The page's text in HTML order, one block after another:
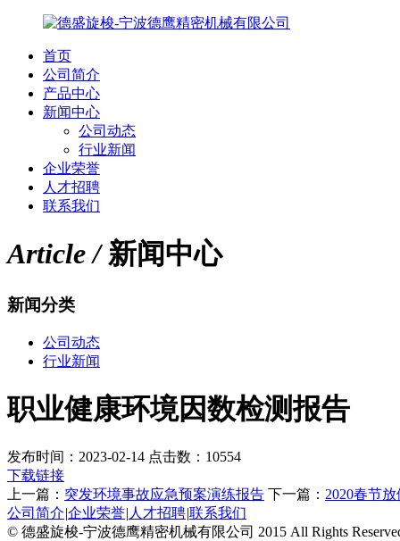
首页
公司简介
产品中心
新闻中心
公司动态
行业新闻
企业荣誉
人才招聘
联系我们
Article /新闻中心
新闻分类
公司动态
行业新闻
职业健康环境因数检测报告
发布时间：2023-02-14 点击数：10554
下载链接
上一篇： 突发环境事故应急预案演练报告 下一篇： 2020春节
公司简介 企业荣誉 人才招聘 联系我们
© 德盛旋梭-宁波德鹰精密机械有限公司 2015 All Rights